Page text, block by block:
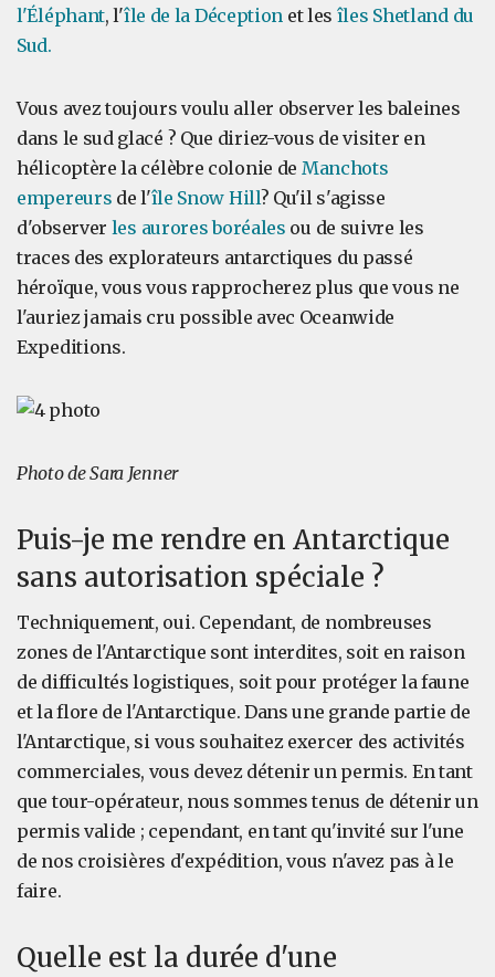
l'Éléphant, l'île de la Déception et les îles Shetland du
Sud.
Vous avez toujours voulu aller observer les baleines
dans le sud glacé ? Que diriez-vous de visiter en
hélicoptère la célèbre colonie de Manchots
empereurs de l'île Snow Hill? Qu'il s'agisse
d'observer les aurores boréales ou de suivre les
traces des explorateurs antarctiques du passé
héroïque, vous vous rapprocherez plus que vous ne
l'auriez jamais cru possible avec Oceanwide
Expeditions.
Photo de Sara Jenner
Puis-je me rendre en Antarctique
sans autorisation spéciale ?
Techniquement, oui. Cependant, de nombreuses
zones de l'Antarctique sont interdites, soit en raison
de difficultés logistiques, soit pour protéger la faune
et la flore de l'Antarctique. Dans une grande partie de
l'Antarctique, si vous souhaitez exercer des activités
commerciales, vous devez détenir un permis. En tant
que tour-opérateur, nous sommes tenus de détenir un
permis valide ; cependant, en tant qu'invité sur l'une
de nos croisières d'expédition, vous n'avez pas à le
faire.
Quelle est la durée d'une